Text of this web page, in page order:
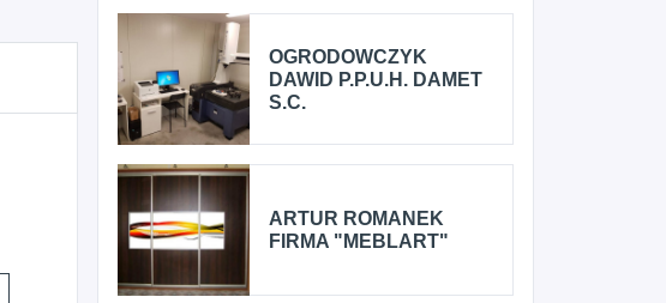
OGRODOWCZYK
DAWID P.P.U.H. DAMET
S.C.
ARTUR ROMANEK
FIRMA "MEBLART"